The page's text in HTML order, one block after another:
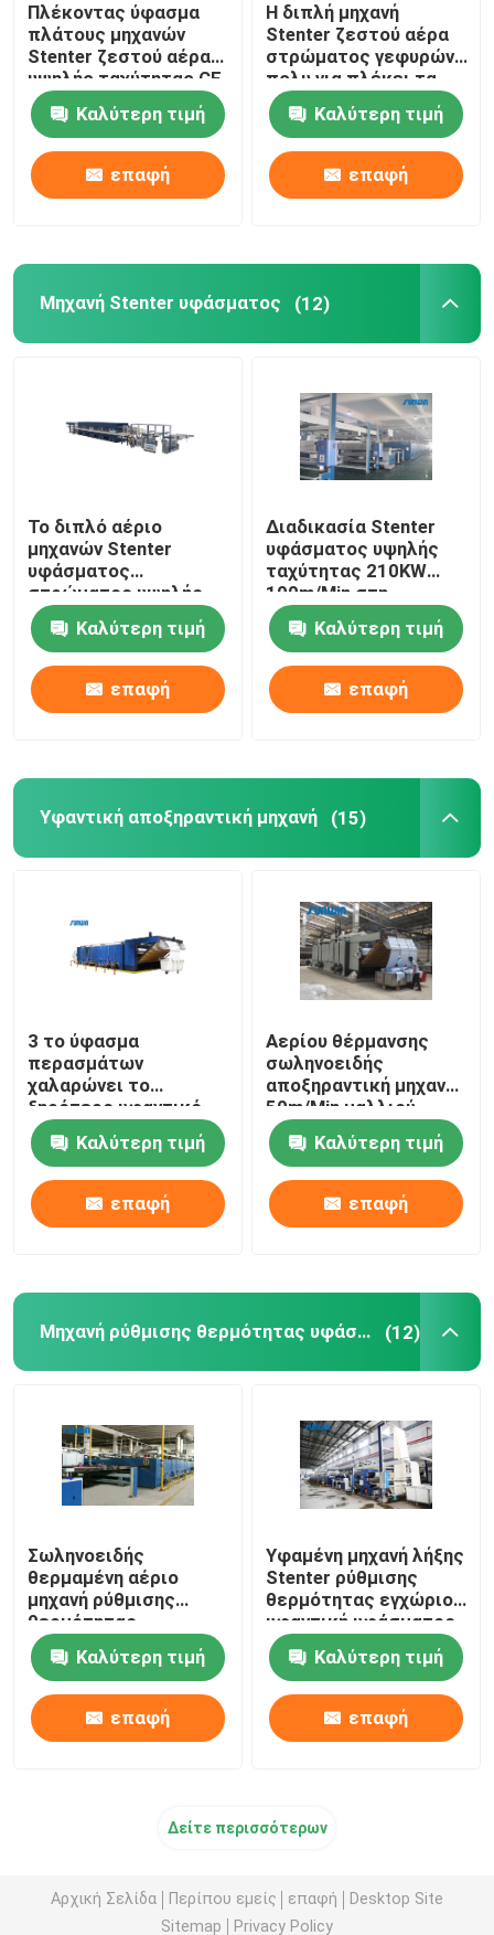
Πλέκοντας ύφασμα
πλάτους μηχανών
Stenter ζεστού αέρα
υψηλής ταχύτητας CE
που τελειώνει
2400mmΚαλύτερη τιμή
επαφή
Η διπλή μηχανή
Stenter ζεστού αέρα
στρώματος γεφυρών
πολυ για πλέκει τα
υφαμένα υφάσματα
Καλύτερη τιμή
επαφή
Μηχανή Stenter υφάσματος (12)
Το διπλό αέριο
μηχανών Stenter
υφάσματος
στρώματος υψηλής
ταχύτητας που
θερμαίνεται για
πλέκει το ύφασμα
Καλύτερη τιμή
επαφή
Διαδικασία Stenter
υφάσματος υψηλής
ταχύτητας 210KW
100m/Min στη
βιομηχανία
κλωστοϋφαντουργίας
2800mm
Καλύτερη τιμή
επαφή
Υφαντική αποξηραντική μηχανή (15)
3 το ύφασμα
περασμάτων
χαλαρώνει το
ξηρότερο υφαντικό
μπλε λευκό μηχανών
ξήρανσηςΚαλύτερη τιμή
επαφή
Αερίου θέρμανσης
σωληνοειδής
αποξηραντική μηχανή
50m/Min μαλλιού
μηχανών υφάσματος
ξηρότερη προ
Καλύτερη τιμή
επαφή
Μηχανή ρύθμισης θερμότητας υφάσματος (12)
Σωληνοειδής
θερμαμένη αέριο
μηχανή ρύθμισης
θερμότητας
υφάσματος για τα
υφάσματα 2200mm
πετσετών
Καλύτερη τιμή
επαφή
Υφαμένη μηχανή λήξης
Stenter ρύθμισης
θερμότητας εγχώριου
υφαντική υφάσματος
θερμαμένη πετρέλαιο
Καλύτερη τιμή
επαφή
Δείτε περισσότερων
Αρχική Σελίδα Περίπου εμείς επαφή
Desktop Site
Sitemap
Privacy Policy